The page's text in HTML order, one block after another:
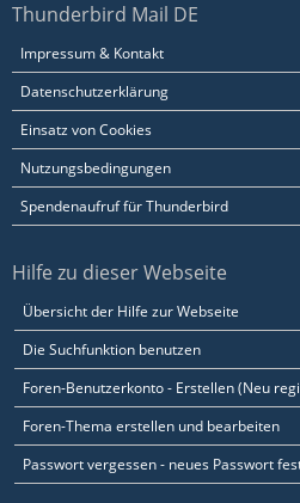
Thunderbird Mail DE
Impressum & Kontakt
Datenschutzerklärung
Einsatz von Cookies
Nutzungsbedingungen
Spendenaufruf für Thunderbird
Hilfe zu dieser Webseite
Übersicht der Hilfe zur Webseite
Die Suchfunktion benutzen
Foren-Benutzerkonto - Erstellen (Neu
Foren-Thema erstellen und bearbeiten
Passwort vergessen - neues Passwort